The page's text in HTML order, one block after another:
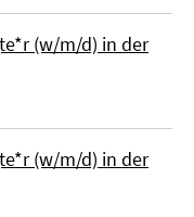
(w/m/d) in der
(w/m/d) in der